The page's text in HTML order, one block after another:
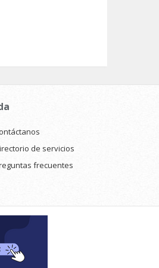
de servicios
frecuentes